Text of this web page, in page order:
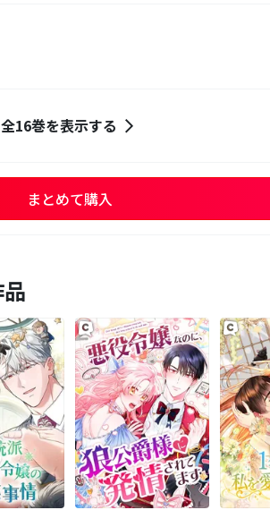
全16巻を表示する
まとめて購入